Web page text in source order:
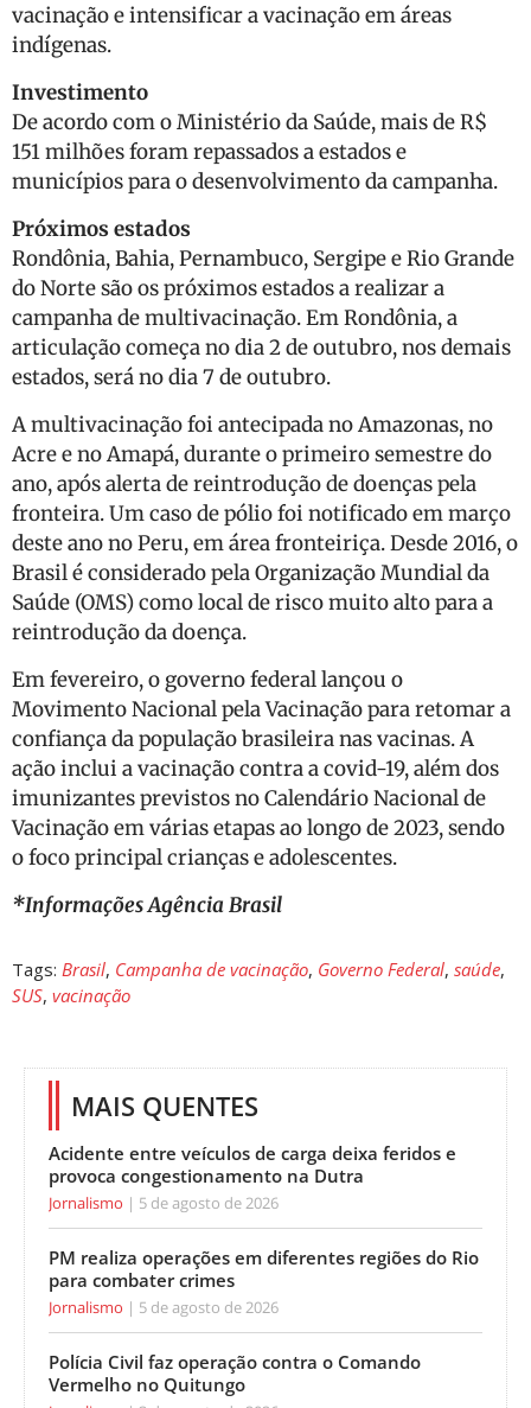
vacinação e intensificar a vacinação em áreas
indígenas.
Investimento
De acordo com o Ministério da Saúde, mais de R$
151 milhões foram repassados a estados e
municípios para o desenvolvimento da campanha.
Próximos estados
Rondônia, Bahia, Pernambuco, Sergipe e Rio Grande
do Norte são os próximos estados a realizar a
campanha de multivacinação. Em Rondônia, a
articulação começa no dia 2 de outubro, nos demais
estados, será no dia 7 de outubro.
A multivacinação foi antecipada no Amazonas, no
Acre e no Amapá, durante o primeiro semestre do
ano, após alerta de reintrodução de doenças pela
fronteira. Um caso de pólio foi notificado em março
deste ano no Peru, em área fronteiriça. Desde 2016, o
Brasil é considerado pela Organização Mundial da
Saúde (OMS) como local de risco muito alto para a
reintrodução da doença.
Em fevereiro, o governo federal lançou o
Movimento Nacional pela Vacinação para retomar a
confiança da população brasileira nas vacinas. A
ação inclui a vacinação contra a covid-19, além dos
imunizantes previstos no Calendário Nacional de
Vacinação em várias etapas ao longo de 2023, sendo
o foco principal crianças e adolescentes.
*Informações Agência Brasil
Tags: Brasil, Campanha de vacinação, Governo Federal, saúde,
SUS, vacinação
MAIS QUENTES
Acidente entre veículos de carga deixa feridos e
provoca congestionamento na Dutra
Jornalismo 5 de agosto de 2026
PM realiza operações em diferentes regiões do Rio
para combater crimes
Jornalismo 5 de agosto de 2026
Polícia Civil faz operação contra o Comando
Vermelho no Quitungo